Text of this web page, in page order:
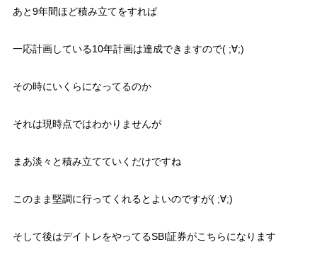
あと9年間ほど積み立てをすれば
一応計画している10年計画は達成できますので( ;∀;)
その時にいくらになってるのか
それは現時点ではわかりませんが
まあ淡々と積み立てていくだけですね
このまま堅調に行ってくれるとよいのですが( ;∀;)
そして後はデイトレをやってるSBI証券がこちらになります